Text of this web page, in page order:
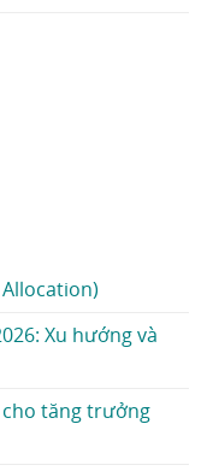
Xu hướng và
cho tăng trưởng